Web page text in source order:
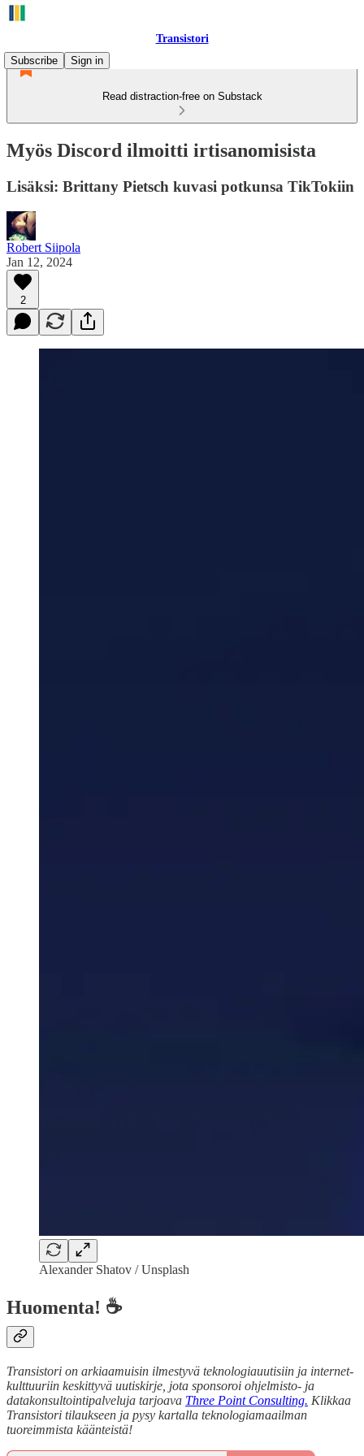
Transistori
Subscribe
Sign in
Read distraction-free on Substack
Myös Discord ilmoitti irtisanomisista
Lisäksi: Brittany Pietsch kuvasi potkunsa TikTokiin
Robert Siipola
Jan 12, 2024
2
Alexander Shatov / Unsplash
Huomenta! ☕
Transistori on arkiaamuisin ilmestyvä teknologiauutisiin ja internet-
kulttuuriin keskittyvä uutiskirje, jota sponsoroi ohjelmisto- ja
datakonsultointipalveluja tarjoava Three Point Consulting. Klikkaa
Transistori tilaukseen ja pysy kartalla teknologiamaailman
tuoreimmista käänteistä!